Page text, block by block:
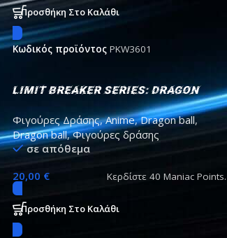
Προσθήκη Στο Καλάθι
Κωδικός προϊόντος PKW3601
Limit Breaker Series: Dragon
Ball Super – goku black action
figure 30cm
Φιγούρες Δράσης, Anime, Dragon ball,
Dragon ball, Φιγούρες δράσης
σε απόθεμα
20,00 € Κερδίστε 40 Maniac Points.
Προσθήκη Στο Καλάθι